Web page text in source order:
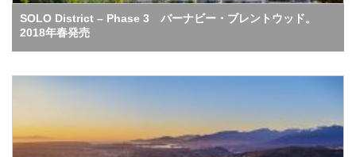
SOLO District – Phase 3 バーナビー・ブレントウッド。
2018年春発売